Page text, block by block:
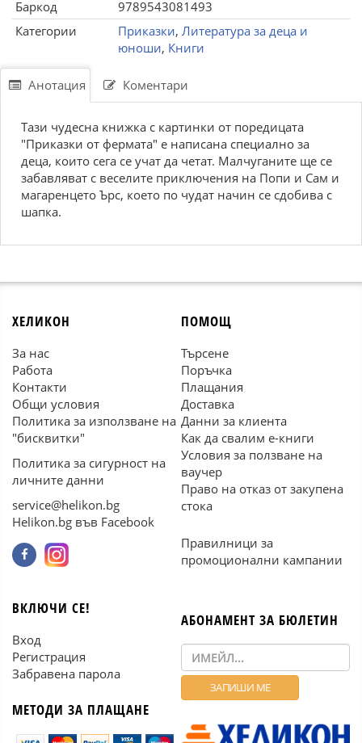
Баркод
9789543081493
Категории
Приказки, Литература за деца и
юноши, Книги
Анотация Коментари
Тази чудесна книжка с картинки от поредицата
"Приказки от фермата" е написана специално за
деца, които сега се учат да четат. Малчуганите ще се
забавляват с веселите приключения на Попи и Сам и
магаренцето Ърс, което по чудат начин се сдобива с
шапка.
ХЕЛИКОН
За нас
Работа
Контакти
Общи условия
Политика за използване на
"бисквитки"
Политика за сигурност на
личните данни
service@helikon.bg
Helikon.bg във Facebook
ПОМОЩ
Търсене
Поръчка
Плащания
Доставка
Данни за клиента
Как да свалим е-книги
Условия за ползване на
ваучер
Право на отказ от закупена
стока
Правилници за
промоционални кампании
ВКЛЮЧИ СЕ!
Вход
Регистрация
Забравена парола
МЕТОДИ ЗА ПЛАЩАНЕ
АБОНАМЕНТ ЗА БЮЛЕТИН